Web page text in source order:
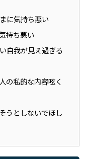
に気持ち悪い
持ち悪い
自我が見え過ぎる
の私的な内容呟く
うとしないでほし